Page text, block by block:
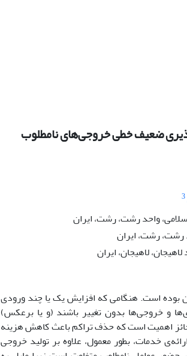
ضعیف خطی خروجی‌های نامطلوب
3
واحد رشت، رشت، ایران
رشت، رشت، ایران
لاهیجان، ایران
بوده‌ است. هنگامی که افزایش یک یا چند ورودی
و خروجی‌ها بدون تغییر باشند (و یا برعکس)
اهمیت است که حذف تراکم باعث کاهش هزینه
خدمات، بطور معمول، علاوه بر تولید خروجی